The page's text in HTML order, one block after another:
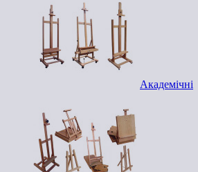
Академічні